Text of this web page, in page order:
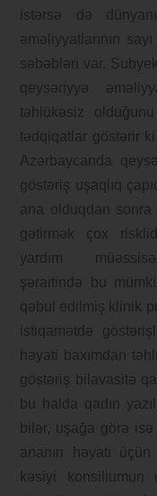
istərsə də
əməliyyatlarının
səbəbləri var.
qeysəriyyə
təhlükəsiz
tədqiqatlar göstərir
Azərbaycanda
göstəriş uşaqlıq
ana olduqdan sonra
gətirmək çox
yardım
şəraitində bu
qəbul edilmiş klinik
istiqamətdə
həyati baxımdan
göstəriş bilavasitə
bu halda qadın
bilər, uşağa görə
ananın həyatı
kəsiyi konsiliumun